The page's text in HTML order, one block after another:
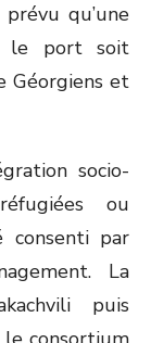
qu’une
le port soit
Géorgiens et
socio-
ou
consenti par
La
puis